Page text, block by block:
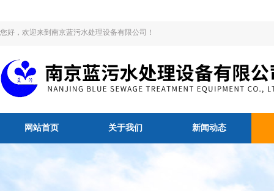
您好，欢迎来到南京蓝污水处理设备有限公司！
网站首页 关于我们 新闻动态